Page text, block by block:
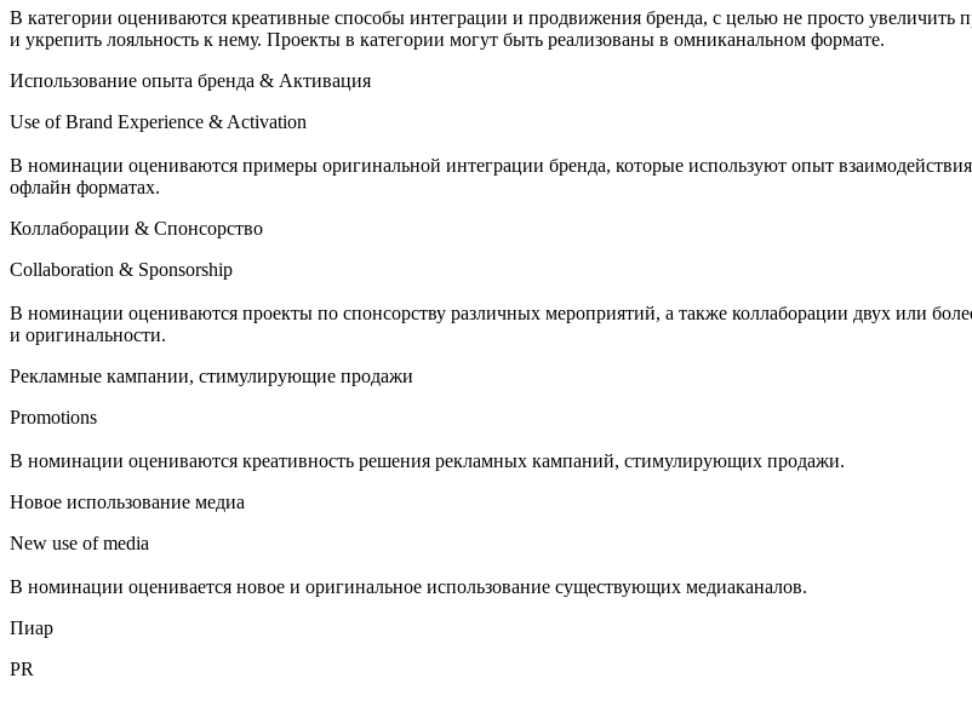
В категории оцениваются креативные способы интеграции и продвижения бренда, с целью не просто увеличить
и укрепить лояльность к нему. Проекты в категории могут быть реализованы в омниканальном формате.
Использование опыта бренда & Активация
Use of Brand Experience & Activation
В номинации оцениваются примеры оригинальной интеграции бренда, которые используют опыт
офлайн форматах.
Коллаборации & Спонсорство
Collaboration & Sponsorship
В номинации оцениваются проекты по спонсорству различных мероприятий, а также коллаборации двух или
и оригинальности.
Рекламные кампании, стимулирующие продажи
Promotions
В номинации оцениваются креативность решения рекламных кампаний, стимулирующих продажи.
Новое использование медиа
New use of media
В номинации оценивается новое и оригинальное использование существующих медиаканалов.
Пиар
PR